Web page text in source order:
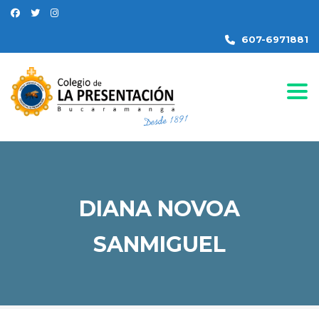
607-6971881
DIANA NOVOA
SANMIGUEL